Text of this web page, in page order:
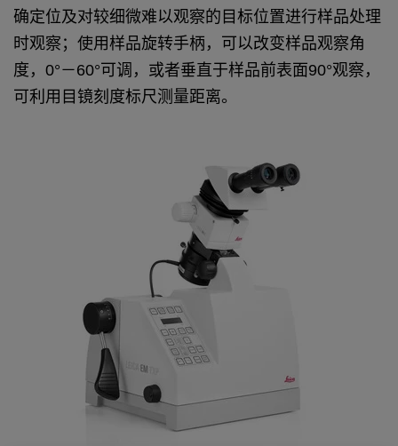
确定位及对较细微难以观察的目标位置进行样品处理
时观察；使用样品旋转手柄，可以改变样品观察角
度，0°－60°可调，或者垂直于样品前表面90°观察，
可利用目镜刻度标尺测量距离。